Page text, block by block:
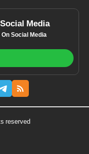
Media
Social Media
reserved